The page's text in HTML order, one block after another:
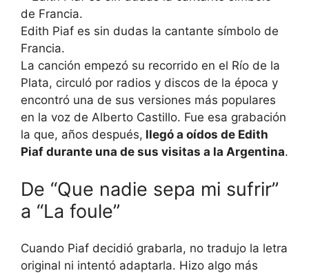
Edith Piaf es sin dudas la cantante símbolo de
Francia.
La canción empezó su recorrido en el Río de la
Plata, circuló por radios y discos de la época y
encontró una de sus versiones más populares
en la voz de Alberto Castillo. Fue esa grabación
la que, años después, llegó a oídos de Edith
Piaf durante una de sus visitas a la Argentina.
De “Que nadie sepa mi sufrir”
a “La foule”
Cuando Piaf decidió grabarla, no tradujo la letra
original ni intentó adaptarla. Hizo algo más